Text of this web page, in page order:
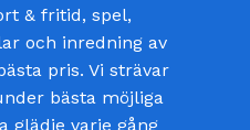
& fritid, spel,
och inredning av
pris. Vi strävar
bästa möjliga
glädje varje gång